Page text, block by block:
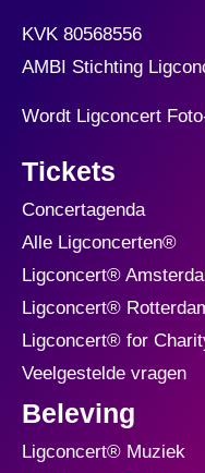
KVK 80568556
AMBI Stichting
Wordt Ligconcert
Tickets
Concertagenda
Alle Ligconcerten®
Ligconcert®
Ligconcert®
Ligconcert® for
Veelgestelde vragen
Beleving
Ligconcert® Muziek